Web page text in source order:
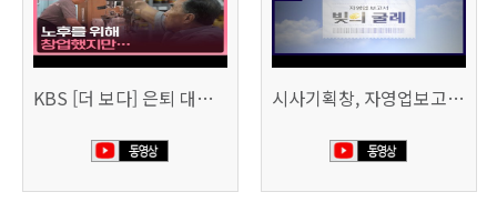
KBS [더 보다] 은퇴 대신 폐업 시사기획창, 자영업보고서 빚의 굴레 507회 (KBS 25.6.10)